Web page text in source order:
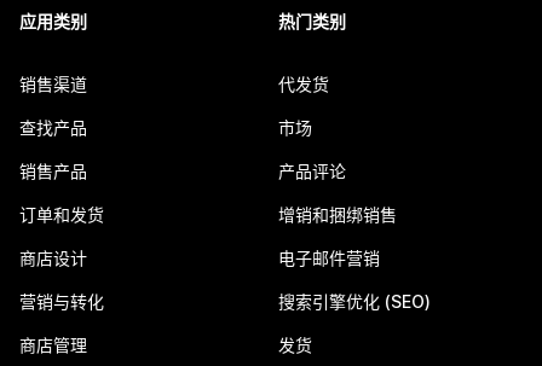
应用类别
销售渠道
查找产品
销售产品
订单和发货
商店设计
营销与转化
商店管理
热门类别
代发货
市场
产品评论
增销和捆绑销售
电子邮件营销
搜索引擎优化 (SEO)
发货